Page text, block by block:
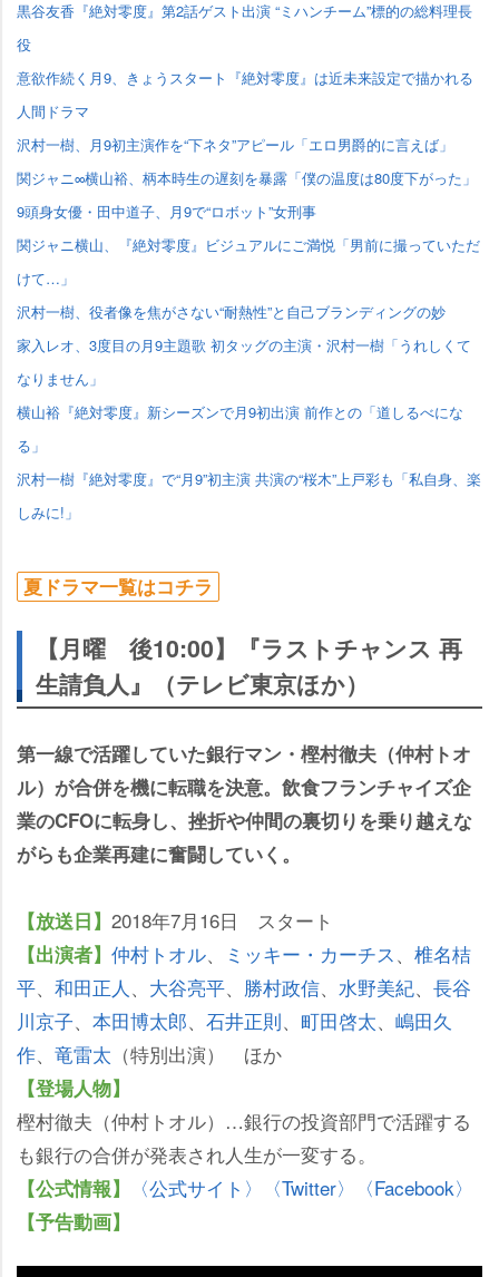
黒谷友香『絶対零度』第2話ゲスト出演 “ミハンチーム”標的の総料理長
役
意欲作続く月9、きょうスタート『絶対零度』は近未来設定で描かれる
人間ドラマ
沢村一樹、月9初主演作を“下ネタ”アピール「エロ男爵的に言えば」
関ジャニ∞横山裕、柄本時生の遅刻を暴露「僕の温度は80度下がった」
9頭身女優・田中道子、月9で“ロボット”女刑事
関ジャニ横山、『絶対零度』ビジュアルにご満悦「男前に撮っていただ
けて…」
沢村一樹、役者像を焦がさない“耐熱性”と自己ブランディングの妙
家入レオ、3度目の月9主題歌 初タッグの主演・沢村一樹「うれしくて
なりません」
横山裕『絶対零度』新シーズンで月9初出演 前作との「道しるべにな
る」
沢村一樹『絶対零度』で“月9”初主演 共演の“桜木”上戸彩も「私自身、楽
しみに!」
夏ドラマ一覧はコチラ
【月曜 後10:00】『ラストチャンス 再
生請負人』（テレビ東京ほか）
第一線で活躍していた銀行マン・樫村徹夫（仲村トオ
ル）が合併を機に転職を決意。飲食フランチャイズ企
業のCFOに転身し、挫折や仲間の裏切りを乗り越えな
がらも企業再建に奮闘していく。
【放送日】 2018年7月16日 スタート
【出演者】 仲村トオル、 ミッキー・カーチス、 椎名桔
平、 和田正人 、 大谷亮平、 勝村政信、 水野美紀、 長谷
川京子、 本田博太郎、 石井正則、 町田啓太、 嶋田久
作、 竜雷太 （特別出演） ほか
【登場人物】
樫村徹夫（仲村トオル）…銀行の投資部門で活躍する
も銀行の合併が発表され人生が一変する。
【公式情報】 〈公式サイト〉 〈Twitter〉 〈Facebook〉
【予告動画】